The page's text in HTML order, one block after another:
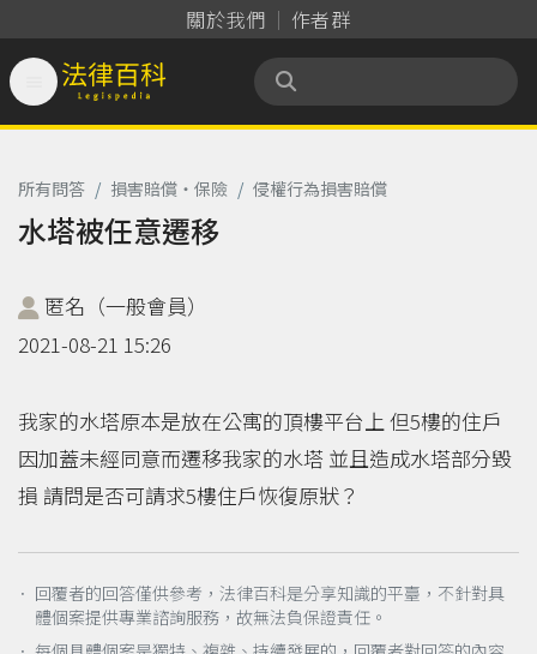
關於我們 作者群
法律百科 Legispedia
所有問答 / 損害賠償‧保險 / 侵權行為損害賠償
水塔被任意遷移
匿名（一般會員）
2021-08-21 15:26
我家的水塔原本是放在公寓的頂樓平台上 但5樓的住戶
因加蓋未經同意而遷移我家的水塔 並且造成水塔部分毀
損 請問是否可請求5樓住戶恢復原狀？
． 回覆者的回答僅供參考，法律百科是分享知識的平臺，不針對具
體個案提供專業諮詢服務，故無法負保證責任。